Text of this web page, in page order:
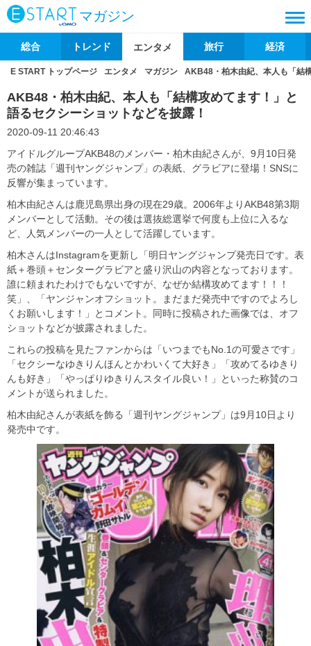
マガジン
総合 トレンド エンタメ 旅行 経済
E START トップページ エンタメ マガジン AKB48・柏木由紀、本人も「結
AKB48・柏木由紀、本人も「結構攻めてます！」と
語るセクシーショットなどを披露！
2020-09-11 20:46:43
アイドルグループAKB48のメンバー・柏木由紀さんが、9月10日発
売の雑誌「週刊ヤングジャンプ」の表紙、グラビアに登場！SNSに
反響が集まっています。
柏木由紀さんは鹿児島県出身の現在29歳。2006年よりAKB48第3期
メンバーとして活動。その後は選抜総選挙で何度も上位に入るな
ど、人気メンバーの一人として活躍しています。
柏木さんはInstagramを更新し「明日ヤングジャンプ発売日です。表
紙＋巻頭＋センターグラビアと盛り沢山の内容となっております。
誰に頼まれたわけでもないですが、なぜか結構攻めてます！！！
笑」、「ヤンジャンオフショット。まだまだ発売中ですのでよろし
くお願いします！」とコメント。同時に投稿された画像では、オフ
ショットなどが披露されました。
これらの投稿を見たファンからは「いつまでもNo.1の可愛さです」
「セクシーなゆきりんほんとかわいくて大好き」「攻めてるゆきり
んも好き」「やっぱりゆきりんスタイル良い！」といった称賛のコ
メントが送られました。
柏木由紀さんが表紙を飾る「週刊ヤングジャンプ」は9月10日より
発売中です。